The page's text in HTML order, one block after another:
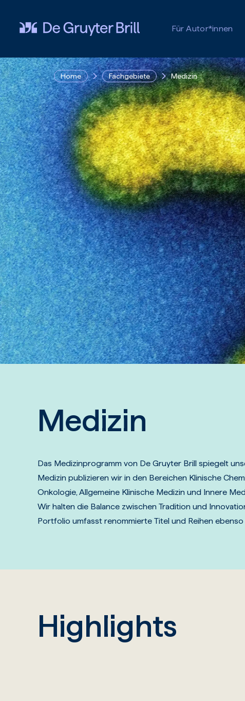
Für Autor*innen
Home Fachgebiete Medizin
Medizin
Das Medizinprogramm von De Gruyter Brill spiegelt
Medizin publizieren wir in den Bereichen Klinische
Onkologie, Allgemeine Klinische Medizin und Innere
Wir halten die Balance zwischen Tradition und
Portfolio umfasst renommierte Titel und Reihen
Highlights